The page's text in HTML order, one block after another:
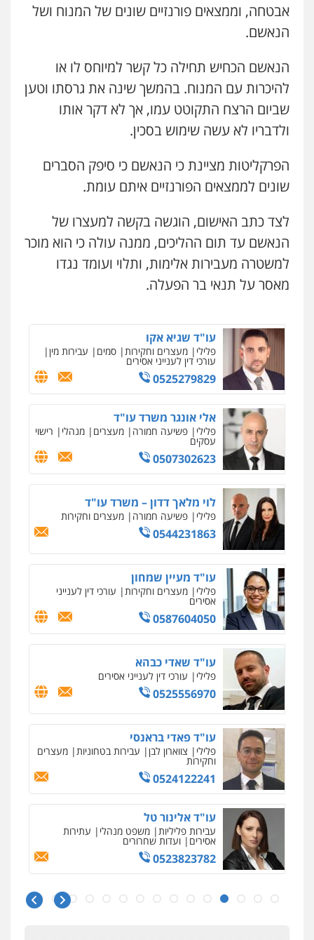
אבטחה, וממצאים פורנזיים שונים של המנוח ושל
הנאשם.
הנאשם הכחיש תחילה כל קשר למיוחס לו או
להיכרות עם המנוח. בהמשך שינה את גרסתו וטען
שביום הרצח התקוטט עמו, אך לא דקר אותו
ולדבריו לא עשה שימוש בסכין.
הפרקליטות מציינת כי הנאשם כי סיפק הסברים
שונים לממצאים הפורנזיים איתם עומת.
לצד כתב האישום, הוגשה בקשה למעצרו של
הנאשם עד תום ההליכים, ממנה עולה כי הוא מוכר
למשטרה מעבירות אלימות, ותלוי ועומד נגדו
מאסר על תנאי בר הפעלה.
קורל קרוז – עורך דין פלילי
משפט פלילי
0545437431
פלילי פשיעה חמורה ליווי וייצוג בחקירות
0508824984
עו"ד תומר בנישתי
פלילי מעצרים וחקירות צווארון לבן פשיעה
חמורה
עו"ד שגיא אקו
פלילי מעצרים וחקירות סמים עבירות מין
עורכי דין לענייני אסירים
0525279829
אלי אונגר משרד עו"ד
פלילי פשיעה חמורה מעצרים מנהלי רישוי
עסקים
0507302623
לוי מלאך דדון – משרד עו"ד
פלילי פשיעה חמורה מעצרים וחקירות
0544231863
עו"ד מעיין שמחון
פלילי מעצרים וחקירות עורכי דין לענייני
אסירים
0587604050
עו"ד שאדי כבהא
פלילי עורכי דין לענייני אסירים
0525556970
עו"ד פאדי בראנסי
פלילי צווארון לבן עבירות בטחוניות מעצרים
וחקירות
0524122241
עו"ד אלינור טל
עבירות פליליות משפט מנהלי עתירות
אסירים ועדות שחרורים
0523823782
עו"ד אמיר כהן
ניר קידר – צלם
0504578527